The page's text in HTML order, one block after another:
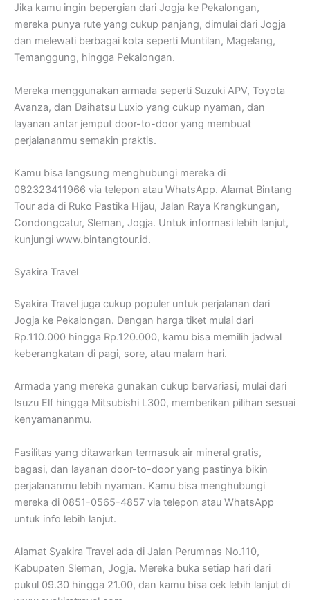
Jika kamu ingin bepergian dari Jogja ke Pekalongan,
mereka punya rute yang cukup panjang, dimulai dari Jogja
dan melewati berbagai kota seperti Muntilan, Magelang,
Temanggung, hingga Pekalongan.
Mereka menggunakan armada seperti Suzuki APV, Toyota
Avanza, dan Daihatsu Luxio yang cukup nyaman, dan
layanan antar jemput door-to-door yang membuat
perjalananmu semakin praktis.
Kamu bisa langsung menghubungi mereka di
082323411966 via telepon atau WhatsApp. Alamat Bintang
Tour ada di Ruko Pastika Hijau, Jalan Raya Krangkungan,
Condongcatur, Sleman, Jogja. Untuk informasi lebih lanjut,
kunjungi www.bintangtour.id.
Syakira Travel
Syakira Travel juga cukup populer untuk perjalanan dari
Jogja ke Pekalongan. Dengan harga tiket mulai dari
Rp.110.000 hingga Rp.120.000, kamu bisa memilih jadwal
keberangkatan di pagi, sore, atau malam hari.
Armada yang mereka gunakan cukup bervariasi, mulai dari
Isuzu Elf hingga Mitsubishi L300, memberikan pilihan sesuai
kenyamananmu.
Fasilitas yang ditawarkan termasuk air mineral gratis,
bagasi, dan layanan door-to-door yang pastinya bikin
perjalananmu lebih nyaman. Kamu bisa menghubungi
mereka di 0851-0565-4857 via telepon atau WhatsApp
untuk info lebih lanjut.
Alamat Syakira Travel ada di Jalan Perumnas No.110,
Kabupaten Sleman, Jogja. Mereka buka setiap hari dari
pukul 09.30 hingga 21.00, dan kamu bisa cek lebih lanjut di